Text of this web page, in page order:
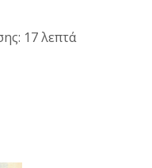
17 λεπτά